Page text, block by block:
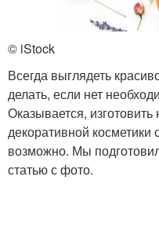
© iStock
Всегда выглядеть
делать, если нет
Оказывается,
декоративной
возможно. Мы
статью с фото.